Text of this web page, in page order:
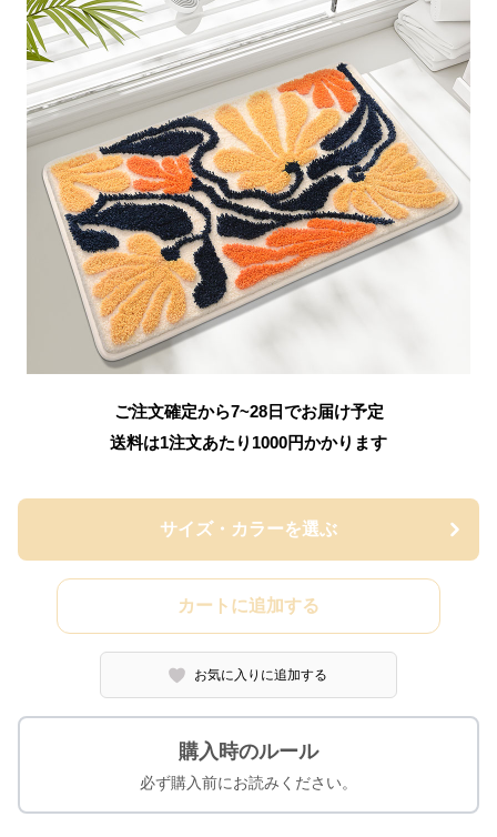
ご注文確定から7~28日でお届け予定
送料は1注文あたり 1000円かかります
サイズ・カラーを選ぶ
カートに追加する
お気に入りに追加する
購入時のルール
必ず購入前にお読みください。